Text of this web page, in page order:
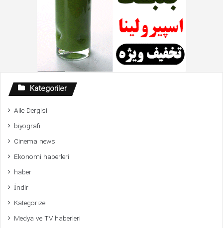
Kategoriler
Aile Dergisi
biyografi
Cinema news
Ekonomi haberleri
haber
İndir
Kategorize
Medya ve TV haberleri